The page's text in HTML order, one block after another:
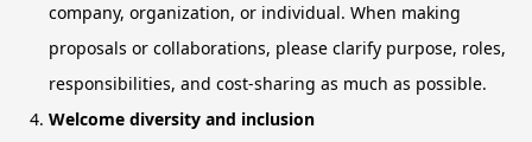
company, organization, or individual. When making
proposals or collaborations, please clarify purpose, roles,
responsibilities, and cost-sharing as much as possible.
Welcome diversity and inclusion